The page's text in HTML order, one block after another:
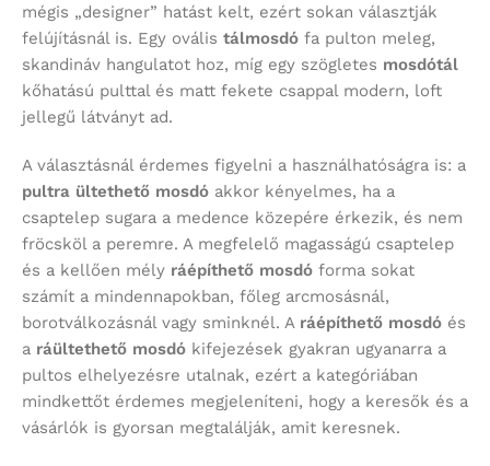
mégis „designer” hatást kelt, ezért sokan választják
felújításnál is. Egy ovális tálmosdó fa pulton meleg,
skandináv hangulatot hoz, míg egy szögletes mosdótál
kőhatású pulttal és matt fekete csappal modern, loft
jellegű látványt ad.
A választásnál érdemes figyelni a használhatóságra is: a
pultra ültethető mosdó akkor kényelmes, ha a
csaptelep sugara a medence közepére érkezik, és nem
fröcsköl a peremre. A megfelelő magasságú csaptelep
és a kellően mély ráépíthető mosdó forma sokat
számít a mindennapokban, főleg arcmosásnál,
borotválkozásnál vagy sminknél. A ráépíthető mosdó és
a ráültethető mosdó kifejezések gyakran ugyanarra a
pultos elhelyezésre utalnak, ezért a kategóriában
mindkettőt érdemes megjeleníteni, hogy a keresők és a
vásárlók is gyorsan megtalálják, amit keresnek.